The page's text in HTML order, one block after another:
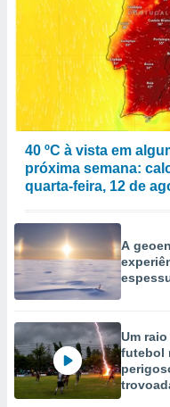
40 ºC à vista em
próxima semana:
quarta-feira, 12 de
A
Um
futebol